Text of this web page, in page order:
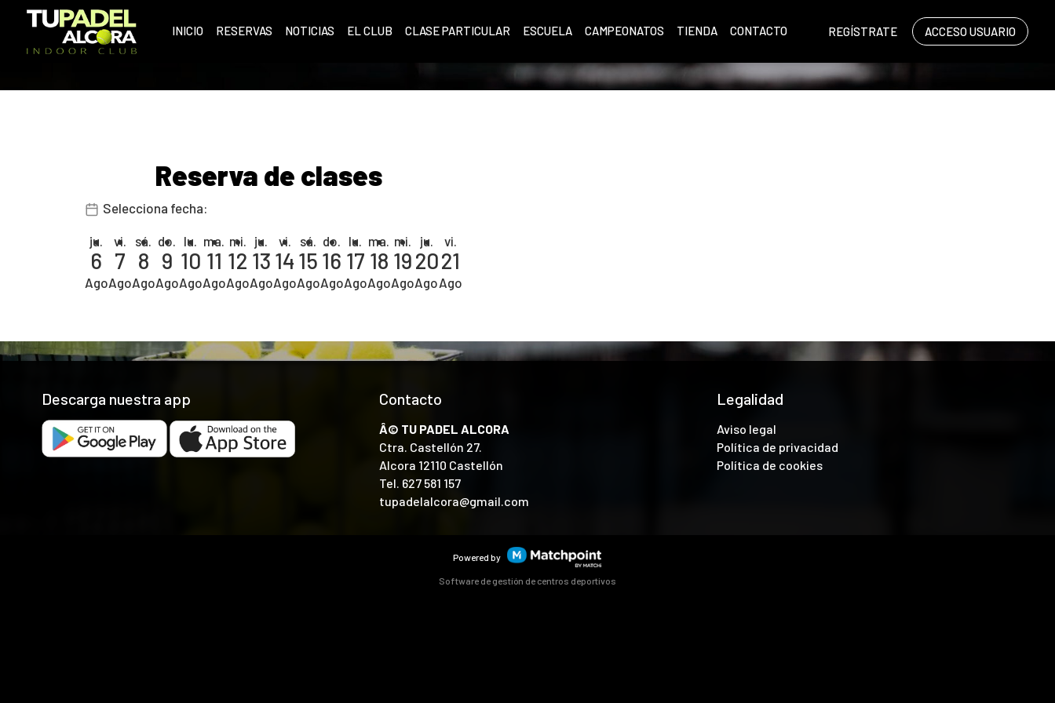
REGÍSTRATE ACCESO USUARIO
INICIO RESERVAS NOTICIAS EL CLUB CLASE PARTICULAR ESCUELA CAMPEONATOS TIENDA CONTACTO
Reserva de clases
Selecciona fecha:
ju.
6
Ago
vi.
7
Ago
sá.
8
Ago
do.
9
Ago
lu.
10
Ago
ma.
11
Ago
mi.
12
Ago
ju.
13
Ago
vi.
14
Ago
sá.
15
Ago
do.
16
Ago
lu.
17
Ago
ma.
18
Ago
mi.
19
Ago
ju.
20
Ago
vi.
21
Ago
Descarga nuestra app Contacto
Â© TU PADEL ALCORA
Ctra. Castellón 27.
Alcora 12110 Castellón
Tel. 627 581 157
tupadelalcora@gmail.com
Legalidad
Aviso legal
Política de privacidad
Política de cookies
Powered by
Software de gestión de centros deportivos